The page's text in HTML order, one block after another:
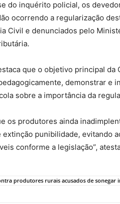
do inquérito policial, os
ocorrendo a regularização
Civil e denunciados pelo
que o objetivo principal da
demonstrar e
sobre a importância da
os produtores ainda
punibilidade, evitando
conforme a legislação”,
produtores rurais acusados de sonegar